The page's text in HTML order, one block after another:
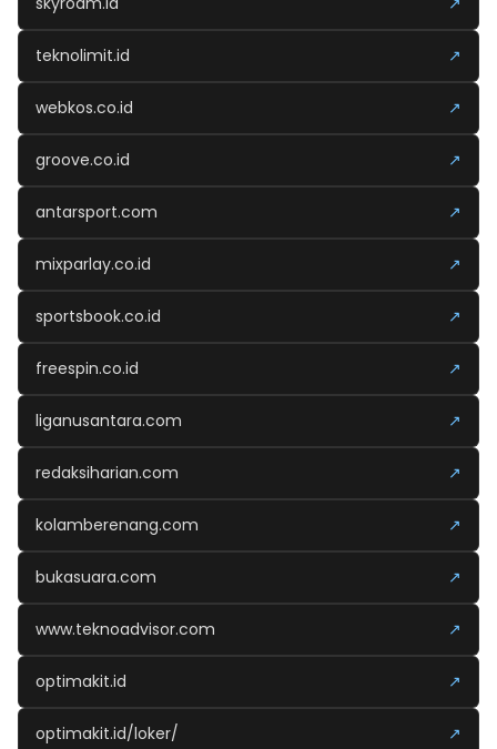
teknolimit.id ↗
webkos.co.id ↗
groove.co.id ↗
antarsport.com ↗
mixparlay.co.id ↗
sportsbook.co.id ↗
freespin.co.id ↗
liganusantara.com ↗
redaksiharian.com ↗
kolamberenang.com ↗
bukasuara.com ↗
www.teknoadvisor.com ↗
optimakit.id ↗
optimakit.id/loker/ ↗